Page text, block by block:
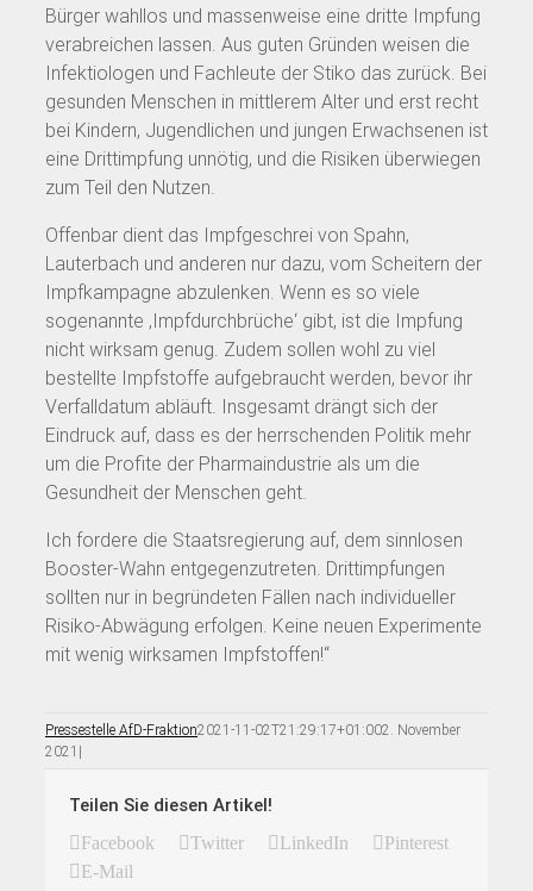
Bürger wahllos und massenweise eine dritte Impfung
verabreichen lassen. Aus guten Gründen weisen die
Infektiologen und Fachleute der Stiko das zurück. Bei
gesunden Menschen in mittlerem Alter und erst recht
bei Kindern, Jugendlichen und jungen Erwachsenen ist
eine Drittimpfung unnötig, und die Risiken überwiegen
zum Teil den Nutzen.
Offenbar dient das Impfgeschrei von Spahn,
Lauterbach und anderen nur dazu, vom Scheitern der
Impfkampagne abzulenken. Wenn es so viele
sogenannte ‚Impfdurchbrüche‘ gibt, ist die Impfung
nicht wirksam genug. Zudem sollen wohl zu viel
bestellte Impfstoffe aufgebraucht werden, bevor ihr
Verfalldatum abläuft. Insgesamt drängt sich der
Eindruck auf, dass es der herrschenden Politik mehr
um die Profite der Pharmaindustrie als um die
Gesundheit der Menschen geht.
Ich fordere die Staatsregierung auf, dem sinnlosen
Booster-Wahn entgegenzutreten. Drittimpfungen
sollten nur in begründeten Fällen nach individueller
Risiko-Abwägung erfolgen. Keine neuen Experimente
mit wenig wirksamen Impfstoffen!“
Pressestelle AfD-Fraktion2021-11-02T21:29:17+01:002. November
2021 |
Teilen Sie diesen Artikel!
Facebook Twitter LinkedIn
Pinterest
E-Mail